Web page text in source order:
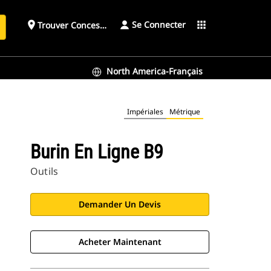
place Trouver ConcessionnaireSe Connecter apps
North America-Français
Impériales Métrique
Burin En Ligne B9
Outils
Demander Un Devis
Acheter Maintenant